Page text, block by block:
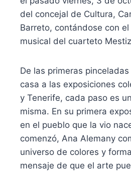
del concejal de Cultura,
Barreto, contándose con
musical del cuarteto
De las primeras
casa a las exposiciones
y Tenerife, cada paso es
misma. En su primera
en el pueblo que la vio
comenzó, Ana Alemany
universo de colores y
mensaje de que el arte